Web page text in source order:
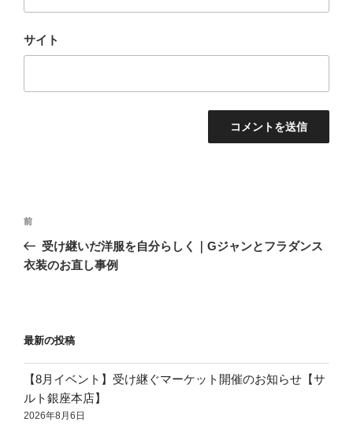
サイト
前
受け継いだ洋服を自分らしく｜Gジャンとフラダンス
衣装のお直し事例
最新の投稿
【8月イベント】受け継ぐマーケット開催のお知らせ【サ
ルト銀座本店】
2026年8月6日